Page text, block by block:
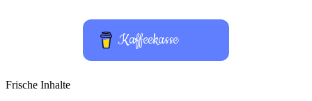
Kaffeekasse
Frische Inhalte